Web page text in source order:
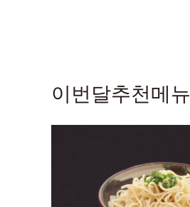
이번달추천메뉴